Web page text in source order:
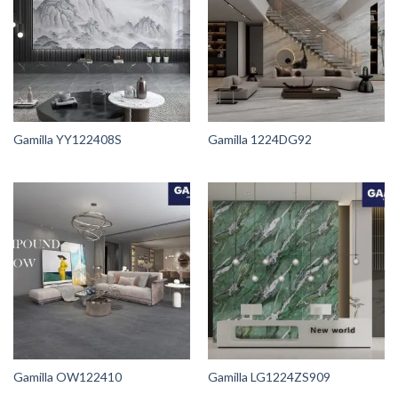
Gamilla YY122408S Gamilla 1224DG92
Gamilla OW122410 Gamilla LG1224ZS909